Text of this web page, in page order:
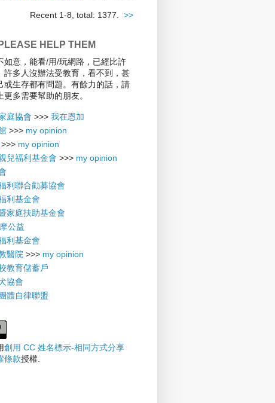
Recent 1-8, total: 1377. >>
HELP THEM
如意，能看/用/玩網路，已經比許
許多人沒辦法受教育，看不到，甚
或生存都有問題。有餘力的話，請
更多需要幫助的朋友。
庭協會 >>> 我在恩加
>>> my opinion
>>> my opinion
兒福利基金會 >>> my opinion
利聯合勸募協會
利基金會
家庭扶助基金會
公益
利基金會
醫院>>> my opinion
教育儲蓄戶
協會
體自律聯盟
創用 CC 姓名標示-相同方式分享
條款授權.